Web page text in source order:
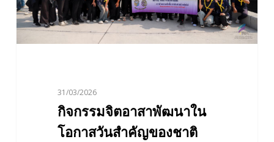
ของ
ชาติ
ไทย
31/03/2026
กิจกรรมจิตอาสาพัฒนาใน
โอกาสวันสำคัญของชาติ